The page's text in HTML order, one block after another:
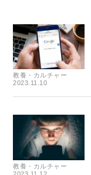
教養・カルチャー
2023.11.10
教養・カルチャー